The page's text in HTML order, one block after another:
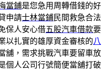
當鋪是您急用周轉借錢的好
申請士林當鋪民間救急合法
保人安心借五股汽車借款要
以扎實的雄厚資金審核的八
舖，需求挑戰汽車要留車放
個人公司行號簡便當舖打破